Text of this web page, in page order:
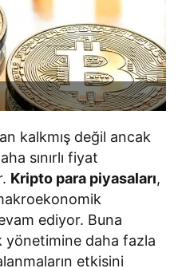
kalkmış değil ancak
sınırlı fiyat
Kripto para piyasaları,
ediyor. Buna
yönetimine daha fazla
etkisini